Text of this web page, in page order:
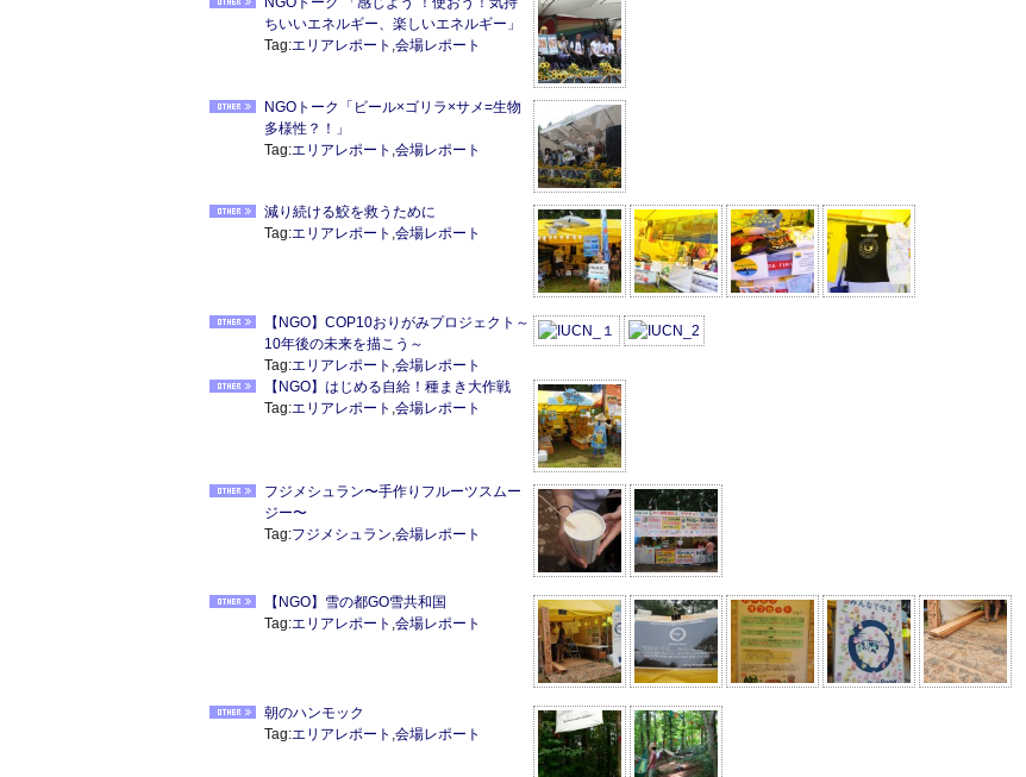
ちいいエネルギー、楽しいエネルギー」
Tag:エリアレポート ,会場レポート
NGOトーク「ビール×ゴリラ×サメ=生物
多様性？！」
Tag:エリアレポート ,会場レポート
減り続ける鮫を救うために
Tag:エリアレポート ,会場レポート
【NGO】COP10おりがみプロジェクト～
10年後の未来を描こう～
Tag:エリアレポート ,会場レポート
【NGO】はじめる自給！種まき大作戦
Tag:エリアレポート ,会場レポート
フジメシュラン〜手作りフルーツスムー
ジー〜
Tag:フジメシュラン,会場レポート
【NGO】雪の都GO雪共和国
Tag:エリアレポート ,会場レポート
朝のハンモック
Tag:エリアレポート ,会場レポート